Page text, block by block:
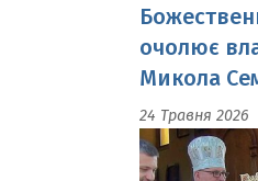
24 Травня 2026